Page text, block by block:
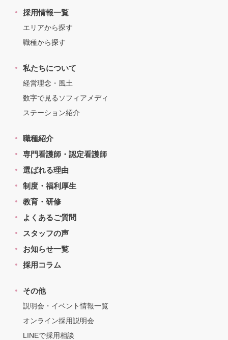
採用情報一覧
エリアから探す
職種から探す
私たちについて
経営理念・風土
数字で見るソフィアメディ
ステーション紹介
職種紹介
専門看護師・認定看護師
選ばれる理由
制度・福利厚生
教育・研修
よくあるご質問
スタッフの声
お知らせ一覧
採用コラム
その他
説明会・イベント情報一覧
オンライン採用説明会
LINEで採用相談